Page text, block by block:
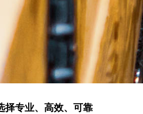
择专业、高效、可靠